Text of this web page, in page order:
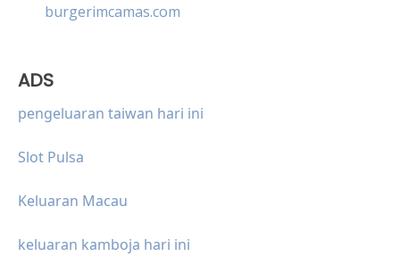
burgerimcamas.com
ADS
pengeluaran taiwan hari ini
Slot Pulsa
Keluaran Macau
keluaran kamboja hari ini